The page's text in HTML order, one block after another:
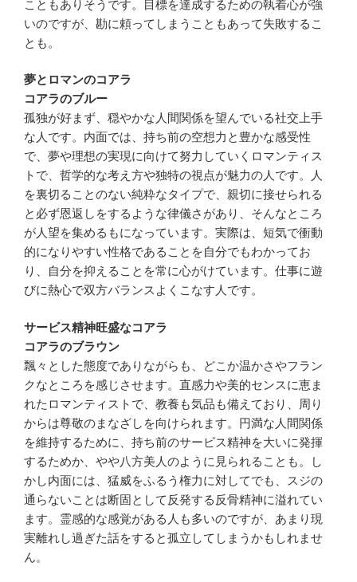
こともありそうです。目標を達成するための執着心が強
いのですが、勘に頼ってしまうこともあって失敗するこ
とも。
夢とロマンのコアラ
コアラのブルー
孤独が好まず、穏やかな人間関係を望んでいる社交上手
な人です。内面では、持ち前の空想力と豊かな感受性
で、夢や理想の実現に向けて努力していくロマンティス
トで、哲学的な考え方や独特の視点が魅力の人です。人
を裏切ることのない純粋なタイプで、親切に接せられる
と必ず恩返しをするような律儀さがあり、そんなところ
が人望を集めるもになっています。実際は、短気で衝動
的になりやすい性格であることを自分でもわかってお
り、自分を抑えることを常に心がけています。仕事に遊
びに熱心で双方バランスよくこなす人です。
サービス精神旺盛なコアラ
コアラのブラウン
飄々とした態度でありながらも、どこか温かさやフラン
クなところを感じさせます。直感力や美的センスに恵ま
れたロマンティストで、教養も気品も備えており、周り
からは尊敬のまなざしを向けられます。円満な人間関係
を維持するために、持ち前のサービス精神を大いに発揮
するためか、やや八方美人のように見られることも。し
かし内面には、猛威をふるう権力に対してでも、スジの
通らないことは断固として反発する反骨精神に溢れてい
ます。霊感的な感覚がある人も多いのですが、あまり現
実離れし過ぎた話をすると孤立してしまうかもしれませ
ん。